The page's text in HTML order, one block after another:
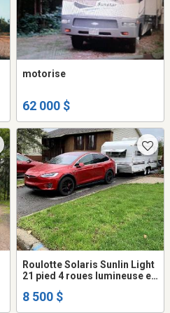
motorise
62 000 $
Roulotte Solaris Sunlin Light
21 pied 4 roues lumineuse et
8 500 $